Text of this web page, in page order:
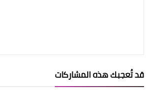
قد تُعجبك هذه المشاركات